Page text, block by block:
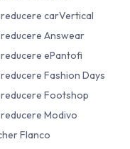
carVertical
Answear
ePantofi
Fashion Days
Footshop
Modivo
Flanco